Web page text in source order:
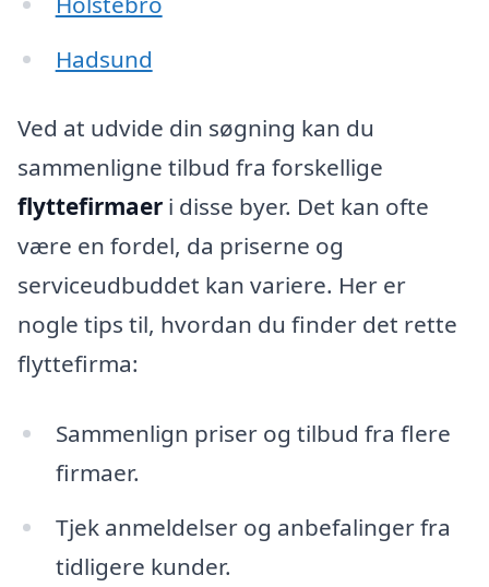
Hadsund
Ved at udvide din søgning kan du
sammenligne tilbud fra forskellige
flyttefirmaer i disse byer. Det kan ofte
være en fordel, da priserne og
serviceudbuddet kan variere. Her er
nogle tips til, hvordan du finder det rette
flyttefirma:
Sammenlign priser og tilbud fra flere
firmaer.
Tjek anmeldelser og anbefalinger fra
tidligere kunder.